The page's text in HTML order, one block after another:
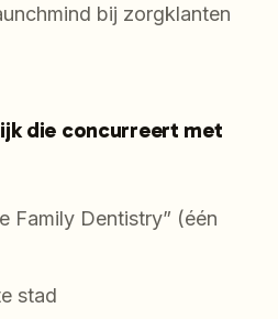
bij zorgklanten
die concurreert met
Family Dentistry” (één
stad